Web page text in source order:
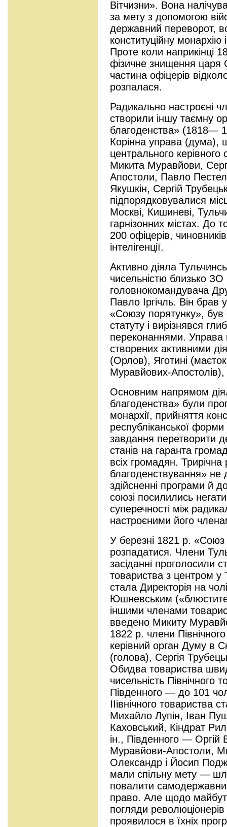
Вітчизни». Вона
за мету з допомогою
державний переворот,
конституційну монархію
Проте коли наприкінці
фізичне знищення царя
частина офіцерів
розпалася.
Радикально настроєні
створили іншу таємну
благоденства» (1818—
Корінна управа (дума),
центрального
Микита Муравйови,
Апостоли, Павло
Якушкін, Сергій
підпорядковувалися
Москві, Кишиневі,
гарнізонних містах. До
200 офіцерів,
інтелігенції.
Активно діяла
чисельністю близько
головнокомандувача
Павло Іргічль. Він брав
«Союзу порятунку»,
статуту і вирізнявся
переконаннями. Управа
створених активними
(Орлов), Яготині
Муравйових-Апостолів),
Основним напрямом
благоденства» були
монархії, прийняття
республіканської
завдання перетворити
станів на гаранта
всіх громадян.
благоденствування» не
здійсненні програми й
союзі посилились
суперечності між
настроєними його
У березні 1821 р.
розпадатися. Члени
засіданні проголосили
товариства з центром у
стала Директорія на
Юшневським
іншими членами
введено Микиту
1822 р. члени
керівний орган Думу в
(голова), Сергія
Обидва товариства
чисельність Північного
Південного — до 101
ІІівнічного товариства
Михайло Лупін, Іван
Каховський, Кіндрат
ін., Південного — Оргій
Муравйови-Апостоли,
Олександр і Йосип
мали спільну мету —
повалити
право. Але щодо
погляди
проявилося в їхніх